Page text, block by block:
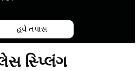
હવે તપાસ
સ્પ્લિંગ